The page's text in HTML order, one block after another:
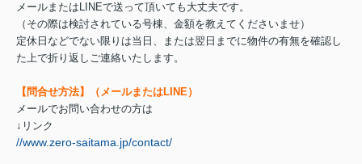
メールまたはLINEで送って頂いても大丈夫です。
（その際は検討されている号棟、金額を教えてくださいませ）
定休日などでない限りは当日、または翌日までに物件の有無を確認し
た上で折り返しご連絡いたします。
【問合せ方法】（メールまたはLINE）
メールでお問い合わせの方は
↓リンク
//www.zero-saitama.jp/contact/